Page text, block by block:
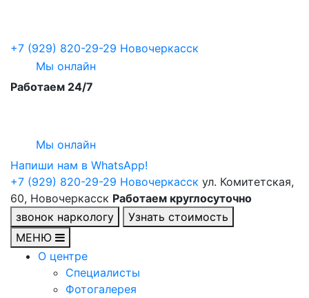
+7 (929) 820-29-29 Новочеркасск
Мы онлайн
Работаем 24/7
Мы онлайн
Напиши нам в WhatsApp!
+7 (929) 820-29-29 Новочеркасск ул. Комитетская,
60, Новочеркасск Работаем круглосуточно
звонок наркологу
Узнать стоимость
МЕНЮ
О центре
Специалисты
Фотогалерея